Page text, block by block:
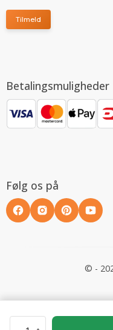
Tilmeld
Betalingsmuligheder
Følg os på
© -